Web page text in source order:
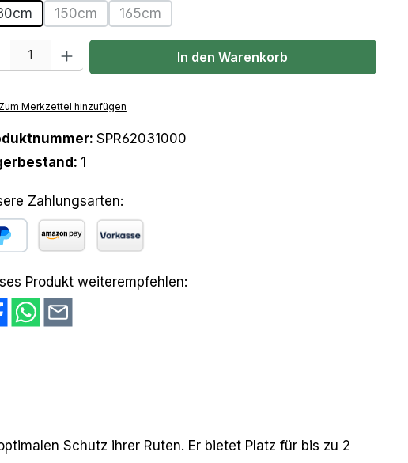
150cm
(Diese Option ist zurzeit nicht verfügbar.)
165cm
(Diese Option ist zurzeit nicht verfügbar.)
Anzahl: Gib den gewünschten Wert ein oder benutze die Schaltflächen
In den Warenkorb
Zum Merkzettel hinzufügen
SPR62031000
1
Zahlungsarten:
Produkt weiterempfehlen:
Schutz ihrer Ruten. Er bietet Platz für bis zu 2